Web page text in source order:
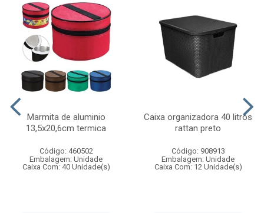
Marmita de aluminio
13,5x20,6cm termica
Código: 460502
Embalagem: Unidade
Caixa Com: 40 Unidade(s)
Caixa organizadora 40 litros
rattan preto
Código: 908913
Embalagem: Unidade
Caixa Com: 12 Unidade(s)